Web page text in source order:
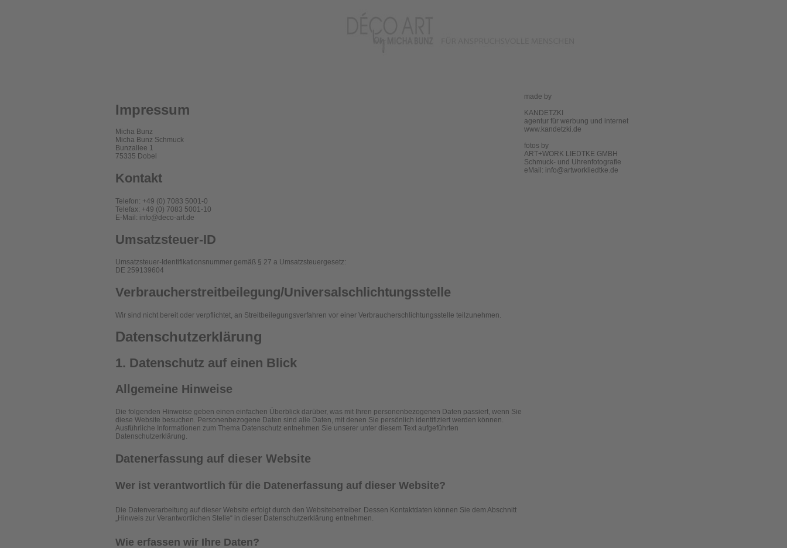
Impressum
Micha Bunz
Micha Bunz Schmuck
Bunzallee 1
75335 Dobel
Kontakt
Telefon: +49 (0) 7083 5001-0
Telefax: +49 (0) 7083 5001-10
E-Mail: info@deco-art.de
Umsatzsteuer-ID
Umsatzsteuer-Identifikationsnummer gemäß § 27 a Umsatzsteuergesetz:
DE 259139604
Verbraucher­streit­beilegung/Universal­schlichtungs­stelle
Wir sind nicht bereit oder verpflichtet, an Streitbeilegungsverfahren vor einer Verbraucherschlichtungsstelle teilzunehmen.
Datenschutz­erklärung
1. Datenschutz auf einen Blick
Allgemeine Hinweise
Die folgenden Hinweise geben einen einfachen Überblick darüber, was mit Ihren personenbezogenen Daten passiert, wenn Sie
diese Website besuchen. Personenbezogene Daten sind alle Daten, mit denen Sie persönlich identifiziert werden können.
Ausführliche Informationen zum Thema Datenschutz entnehmen Sie unserer unter diesem Text aufgeführten
Datenschutzerklärung.
Datenerfassung auf dieser Website
Wer ist verantwortlich für die Datenerfassung auf dieser Website?
Die Datenverarbeitung auf dieser Website erfolgt durch den Websitebetreiber. Dessen Kontaktdaten können Sie dem Abschnitt
„Hinweis zur Verantwortlichen Stelle“ in dieser Datenschutzerklärung entnehmen.
Wie erfassen wir Ihre Daten?
made by
KANDETZKI
agentur für werbung und internet
www.kandetzki.de
fotos by
ART+WORK LIEDTKE GMBH
Schmuck- und Uhrenfotografie
eMail: info@artworkliedtke.de